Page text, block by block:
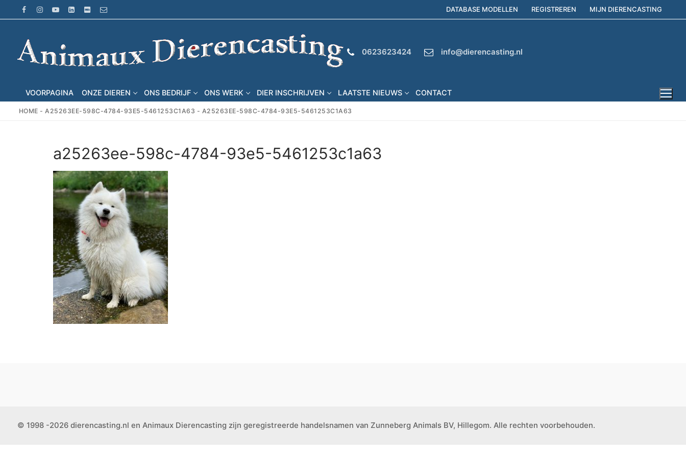
naar
inhoud
DATABASE MODELLEN REGISTREREN MIJN DIERENCASTING
0623623424 info@dierencasting.nl
VOORPAGINA ONZE DIEREN ONS BEDRIJF ONS WERK DIER INSCHRIJVEN LAATSTE NIEUWS CONTACT
HOME -A25263EE-598C-4784-93E5-5461253C1A63 - A25263EE-598C-4784-93E5-5461253C1A63
a25263ee-598c-4784-93e5-5461253c1a63
© 1998 -2026 dierencasting.nl en Animaux Dierencasting zijn geregistreerde handelsnamen van Zunneberg Animals BV, Hillegom. Alle rechten voorbehouden.